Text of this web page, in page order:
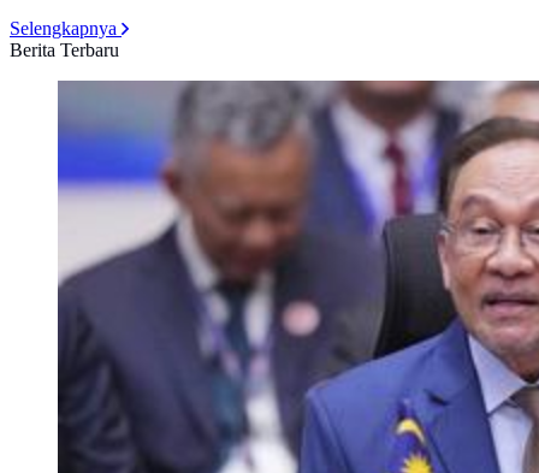
Selengkapnya
Berita Terbaru